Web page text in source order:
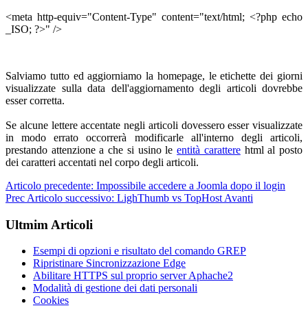
<meta http-equiv="Content-Type" content="text/html; <?php echo
_ISO; ?>" />
Salviamo tutto ed aggiorniamo la homepage, le etichette dei giorni
visualizzate sulla data dell'aggiornamento degli articoli dovrebbe
esser corretta.
Se alcune lettere accentate negli articoli dovessero esser visualizzate
in modo errato occorrerà modificarle all'interno degli articoli,
prestando attenzione a che si usino leentità caratterehtml al posto
dei caratteri accentati nel corpo degli articoli.
Articolo precedente: Impossibile accedere a Joomla dopo il login
Prec Articolo successivo: LighThumb vs TopHost Avanti
Ultmim Articoli
Esempi di opzioni e risultato del comando GREP
Ripristinare Sincronizzazione Edge
Abilitare HTTPS sul proprio server Aphache2
Modalità di gestione dei dati personali
Cookies